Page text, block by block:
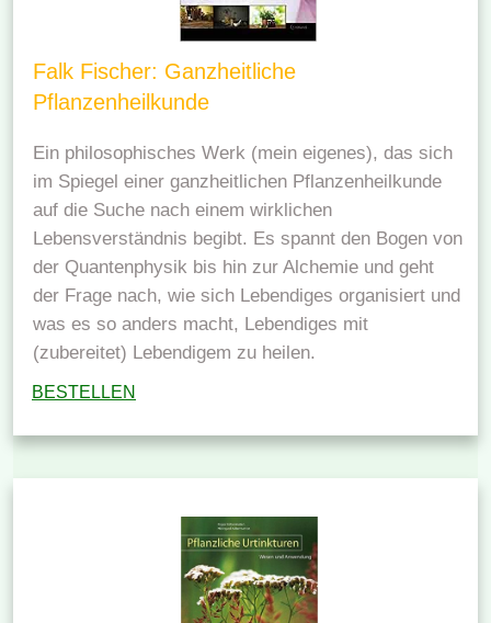
Falk Fischer: Ganzheitliche
Pflanzenheilkunde
Ein philosophisches Werk (mein eigenes), das sich
im Spiegel einer ganzheitlichen Pflanzenheilkunde
auf die Suche nach einem wirklichen
Lebensverständnis begibt. Es spannt den Bogen von
der Quantenphysik bis hin zur Alchemie und geht
der Frage nach, wie sich Lebendiges organisiert und
was es so anders macht, Lebendiges mit
(zubereitet) Lebendigem zu heilen.
BESTELLEN